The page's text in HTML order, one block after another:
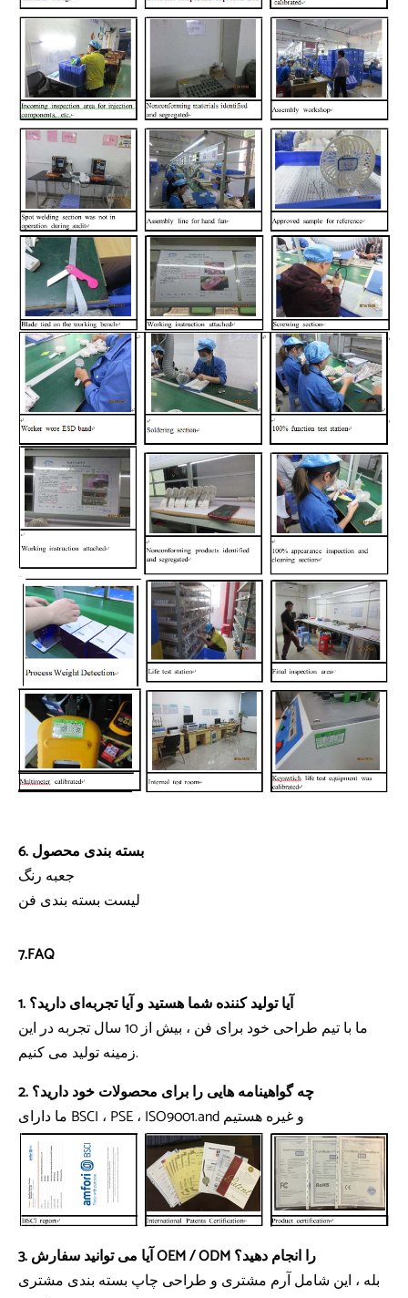
6. بسته بندی محصول
جعبه رنگ
لیست بسته بندی فن
7.FAQ
1. آیا تولید کننده شما هستید و آیا تجربه‌ای دارید؟
ما با تیم طراحی خود برای فن ، بیش از 10 سال تجربه در این
زمینه تولید می کنیم.
2. چه گواهینامه هایی را برای محصولات خود دارید؟
ما دارای BSCI ، PSE ، ISO9001.and و غیره هستیم
3. آیا می توانید سفارش OEM / ODM را انجام دهید؟
بله ، این شامل آرم مشتری و طراحی چاپ بسته بندی مشتری